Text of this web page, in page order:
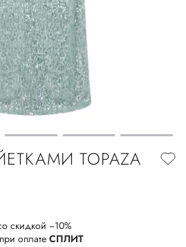
TOPAZA
скидкой −10%
оплате СПЛИТ